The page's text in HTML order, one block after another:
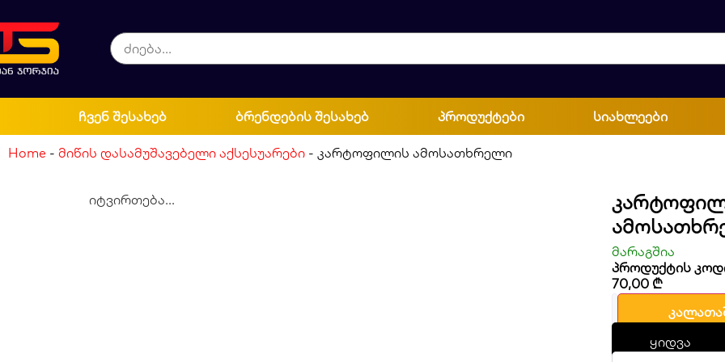
ჩვენ შესახებ ბრენდების შესახებ პროდუქტები სიახლეები
Home - მიწის დასამუშავებელი აქსესუარები - კარტოფილის ამოსათხრელი
იტვირთება...
მარაგშია
პროდუქტის
70,00 ₾
ყიდვა